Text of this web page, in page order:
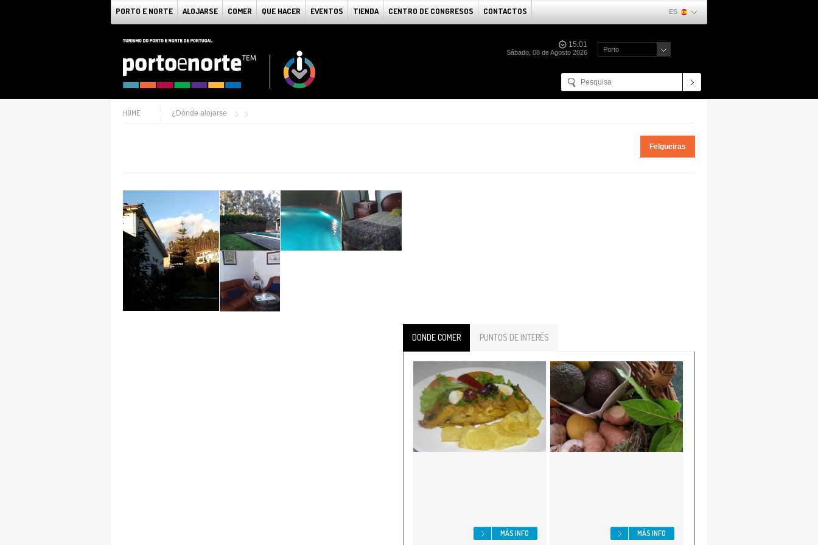
PORTO E NORTE ALOJARSE COMER QUE HACER EVENTOS TIENDA CENTRO DE CONGRESOS CONTACTOS ES
15:01
Sábado, 08 de Agosto 2026 Porto
HOME ¿Dónde alojarse
Felgueiras
DONDE COMER PUNTOS DE INTERÉS
MÁS INFO MÁS INFO